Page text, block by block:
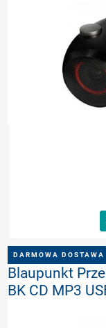
Blaupunkt
BK CD MP3
DARMOWA DOSTAWA